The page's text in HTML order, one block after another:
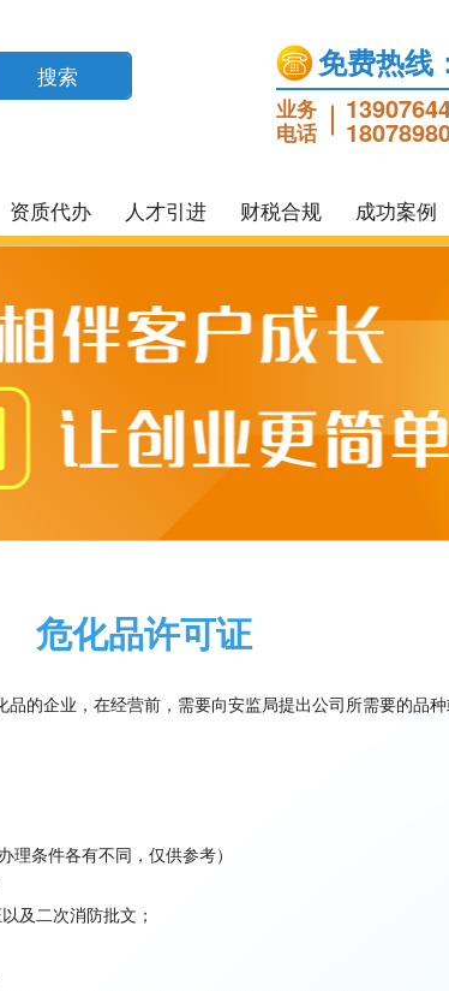
搜索 免费热线
业务
电话
资质代办 人才引进 财税合规 成功案例
危化品许可证
的企业，在经营前，需要向安监局提出公司所需要的品
条件各有不同，仅供参考）
及二次消防批文；